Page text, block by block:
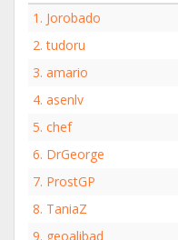
1. Jorobado
2.tudoru
3. amario
4. asenlv
5. chef
6. DrGeorge
7. ProstGP
8. TaniaZ
9. geoalibad